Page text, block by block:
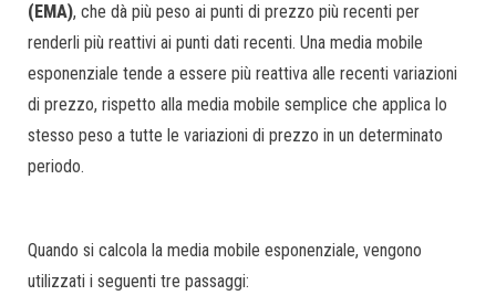
(EMA), che dà più peso ai punti di prezzo più recenti per
renderli più reattivi ai punti dati recenti. Una media mobile
esponenziale tende a essere più reattiva alle recenti variazioni
di prezzo, rispetto alla media mobile semplice che applica lo
stesso peso a tutte le variazioni di prezzo in un determinato
periodo.
Quando si calcola la media mobile esponenziale, vengono
utilizzati i seguenti tre passaggi: